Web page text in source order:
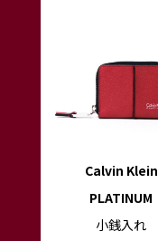
Calvin Klein
PLATINUM
小銭入れ